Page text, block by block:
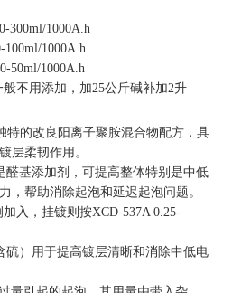
1000A.h
1000A.h
1000A.h
用添加，加25公斤碱补加2升
特的改良阳离子聚胺混合物配方，具
层柔韧作用。
醛基添加剂，可提高整体特别是中低
，帮助消除起泡和延迟起泡问题。
入，挂镀则按XCD-537A 0.25-
硫）用于提高镀层清晰和消除中低电